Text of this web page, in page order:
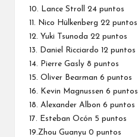
10.
Lance Stroll
24 puntos
11.
Nico Hülkenberg 22 puntos
12. Yuki Tsunoda 22 puntos
13.
Daniel Ricciardo 12 puntos
14.
Pierre Gasly 8 puntos
15. Oliver Bearman 6 puntos
16.
Kevin Magnussen 6 puntos
18. Alexander Albon 6 puntos
17. Esteban Ocón 5 puntos
19.Zhou Guanyu 0 puntos